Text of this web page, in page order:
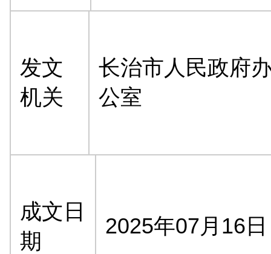
发文
机关
长治市人民政府
公室
成文日
期
2025年07月16日